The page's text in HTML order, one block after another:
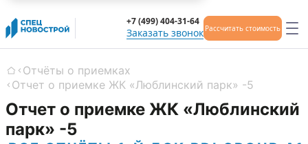
Заказать звонок
+7 (499) 404-31-64
Рассчитать стоимость
Главная
Отчёты о приемках
Отчет о приемке ЖК «Люблинский парк» -5
Отчет о приемке ЖК «Люблинский
парк» -5